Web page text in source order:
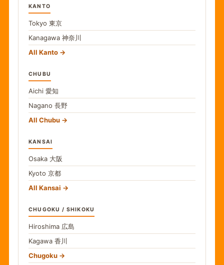
KANTO
Tokyo 東京
Kanagawa 神奈川
All Kanto
CHUBU
Aichi 愛知
Nagano 長野
All Chubu
KANSAI
Osaka 大阪
Kyoto 京都
All Kansai
CHUGOKU / SHIKOKU
Hiroshima 広島
Kagawa 香川
Chugoku